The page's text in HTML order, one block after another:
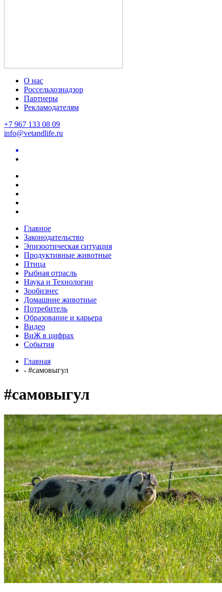
О нас
Россельхознадзор
Партнеры
Рекламодателям
+7 967 133 08 09
info@vetandlife.ru
Главное
Законодательство
Эпизоотическая ситуация
Продуктивные животные
Птица
Рыбная отрасль
Наука и Технологии
Зообизнес
Домашние животные
Потребитель
Образование и карьера
Видео
ВиЖ в цифрах
События
Главная
- #самовыгул
#самовыгул